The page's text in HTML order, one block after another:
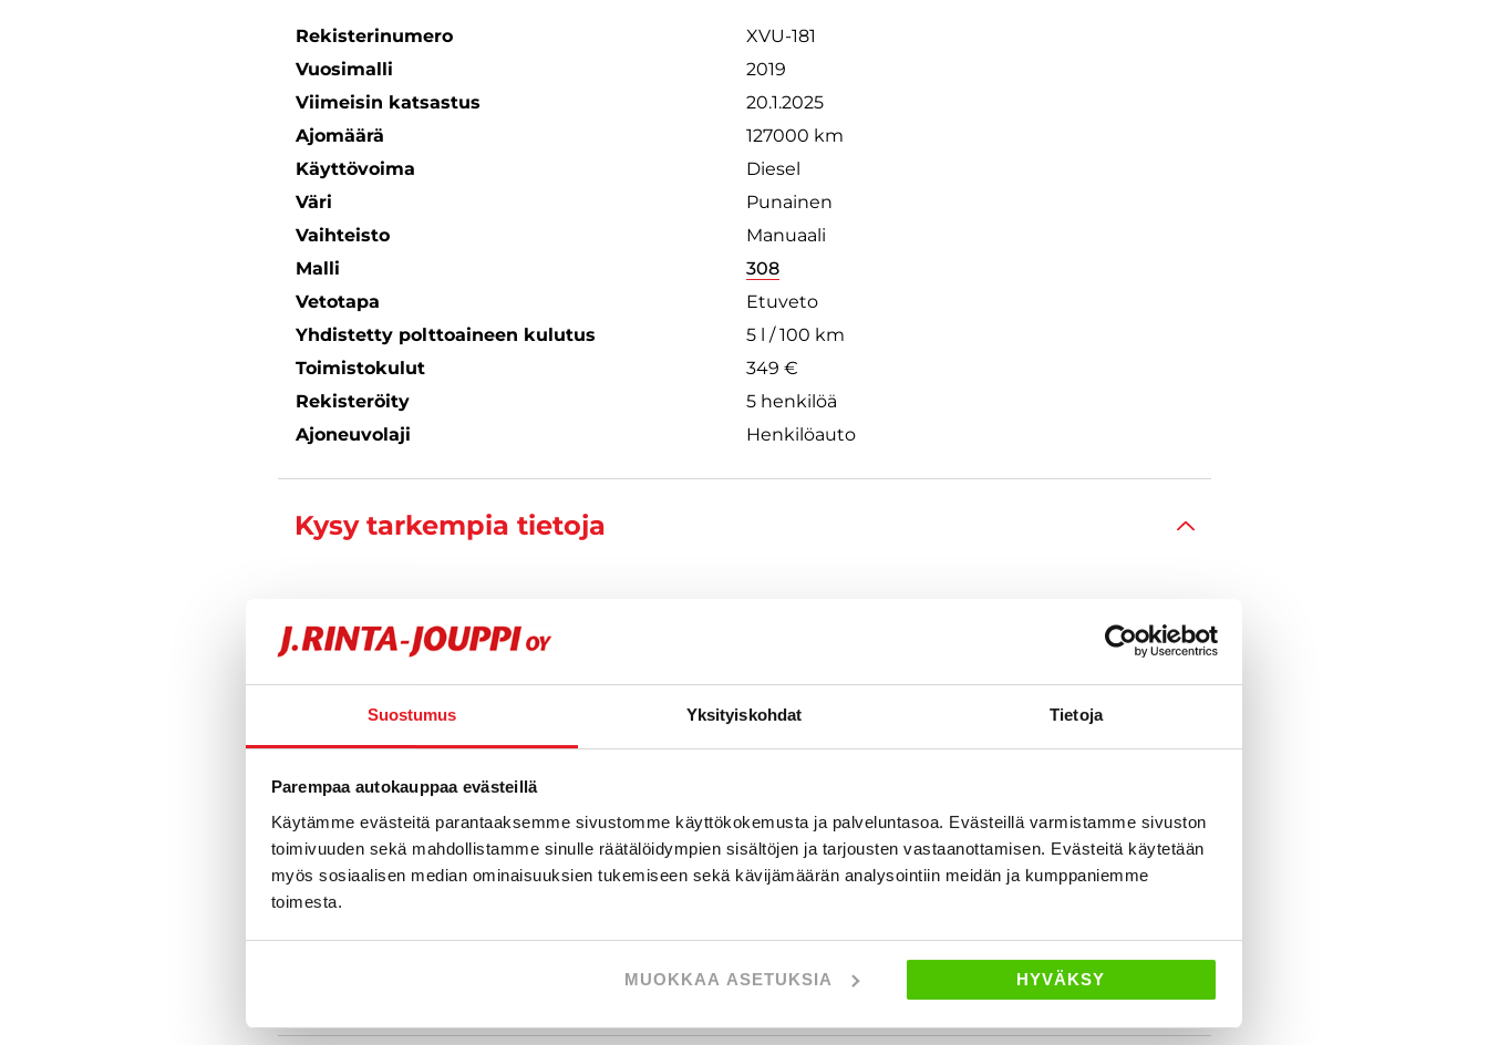
Suostumus Yksityiskohdat Tietoja
Parempaa autokauppaa evästeillä
Käytämme evästeitä parantaaksemme sivustomme käyttökokemusta ja palveluntasoa. Evästeillä varmistamme sivuston
toimivuuden sekä mahdollistamme sinulle räätälöidympien sisältöjen ja tarjousten vastaanottamisen. Evästeitä käytetään
myös sosiaalisen median ominaisuuksien tukemiseen sekä kävijämäärän analysointiin meidän ja kumppaniemme
toimesta.
MUOKKAA ASETUKSIA HYVÄKSY
Rekisterinumero
XVU-181
Vuosimalli
2019
Viimeisin katsastus
20.1.2025
Ajomäärä
127000 km
Käyttövoima
Diesel
Väri
Punainen
Vaihteisto
Manuaali
Malli
308
Vetotapa
Etuveto
Yhdistetty polttoaineen kulutus
5 l / 100 km
Toimistokulut
349 €
Rekisteröity
5 henkilöä
Ajoneuvolaji
Henkilöauto
Kysy tarkempia tietoja
Jiri Sjöman
Automyyjä FI | EN
040 711 3902
Varustelu